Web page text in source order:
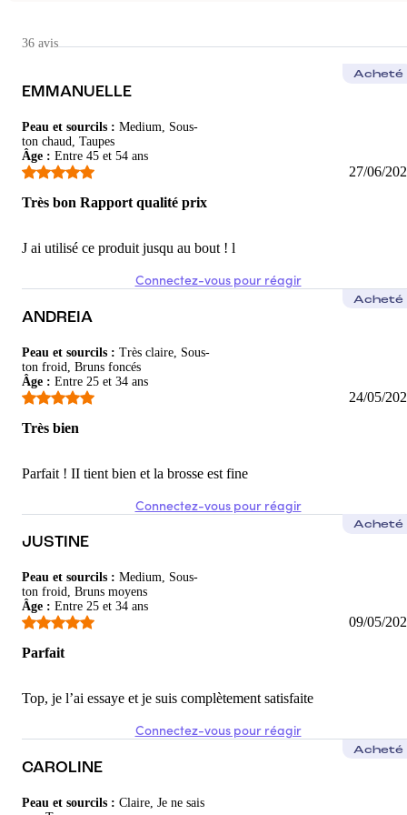
Parfait
Ce mascara est top. Oui, il s'estompe en fin de journée, et
Aurore
très bien
j'aime bien ce produit il est très bien
36 avis
EMMANUELLE
Peau et sourcils : Medium, Sous-
ton chaud, Taupes
Âge : Entre 45 et 54 ans
Acheté
27/06/
Très bon Rapport qualité prix
J ai utilisé ce produit jusqu au bout ! l
Connectez-vous pour réagir
ANDREIA
Peau et sourcils : Très claire, Sous-
ton froid, Bruns foncés
Âge : Entre 25 et 34 ans
Acheté
24/05/
Très bien
Parfait ! II tient bien et la brosse est fine
Connectez-vous pour réagir
JUSTINE
Peau et sourcils : Medium, Sous-
ton froid, Bruns moyens
Âge : Entre 25 et 34 ans
Acheté
09/05/
Parfait
Top, je l’ai essaye et je suis complètement satisfaite
Connectez-vous pour réagir
CAROLINE
Peau et sourcils : Claire, Je ne sais
Acheté